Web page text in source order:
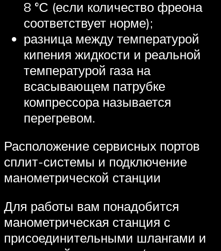
8 °С (если количество фреона
соответствует норме);
разница между температурой
кипения жидкости и реальной
температурой газа на
всасывающем патрубке
компрессора называется
перегревом.
Расположение сервисных портов
сплит-системы и подключение
манометрической станции
Для работы вам понадобится
манометрическая станция с
присоединительными шлангами и